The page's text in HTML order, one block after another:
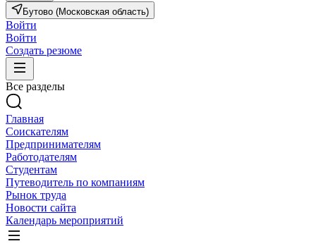
Бутово (Московская область)
Войти
Войти
Создать резюме
Все разделы
Главная
Соискателям
Предпринимателям
Работодателям
Студентам
Путеводитель по компаниям
Рынок труда
Новости сайта
Календарь мероприятий